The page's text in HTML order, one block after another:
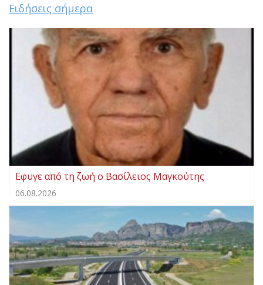
Ειδήσεις σήμερα
Eφυγε από τη ζωή ο Βασίλειος Μαγκούτης
06.08.2026